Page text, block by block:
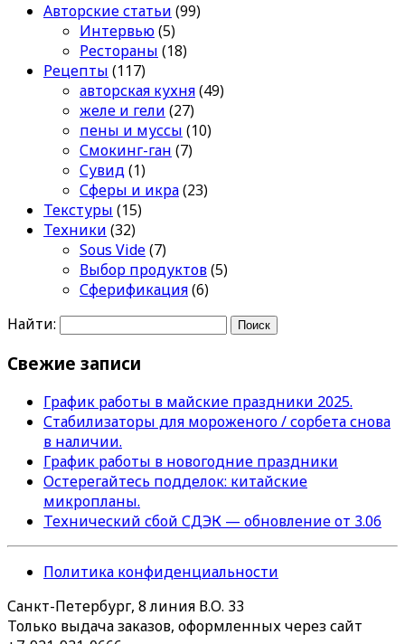
Авторские статьи (99)
Интервью(5)
Рестораны (18)
Рецепты (117)
авторская кухня(49)
желе и гели (27)
пены и муссы (10)
Смокинг-ган (7)
Сувид(1)
Сферы и икра(23)
Текстуры (15)
Техники (32)
Sous Vide(7)
Выбор продуктов(5)
Сферификация(6)
Найти:
Свежие записи
График работы в майские праздники 2025.
Стабилизаторы для мороженого / сорбета снова
в наличии.
График работы в новогодние праздники
Остерегайтесь подделок: китайские
микропланы.
Технический сбой СДЭК — обновление от 3.06
Политика конфиденциальности
Санкт-Петербург, 8 линия В.О. 33
Только выдача заказов, оформленных через сайт